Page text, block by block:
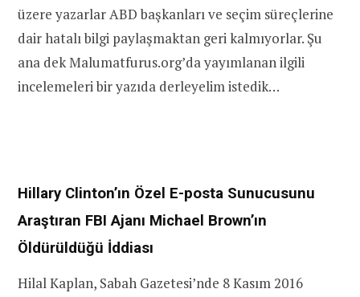
üzere yazarlar ABD başkanları ve seçim süreçlerine
dair hatalı bilgi paylaşmaktan geri kalmıyorlar. Şu
ana dek Malumatfurus.org’da yayımlanan ilgili
incelemeleri bir yazıda derleyelim istedik…
Hillary Clinton’ın Özel E-posta Sunucusunu
Araştıran FBI Ajanı Michael Brown’ın
Öldürüldüğü İddiası
Hilal Kaplan, Sabah Gazetesi’nde 8 Kasım 2016